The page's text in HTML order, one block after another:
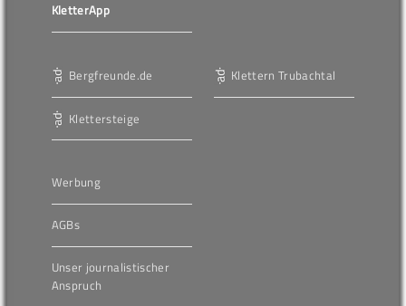
KletterApp
Bergfreunde.de
Klettersteige
Klettern Trubachtal
Werbung
AGBs
Unser journalistischer
Anspruch